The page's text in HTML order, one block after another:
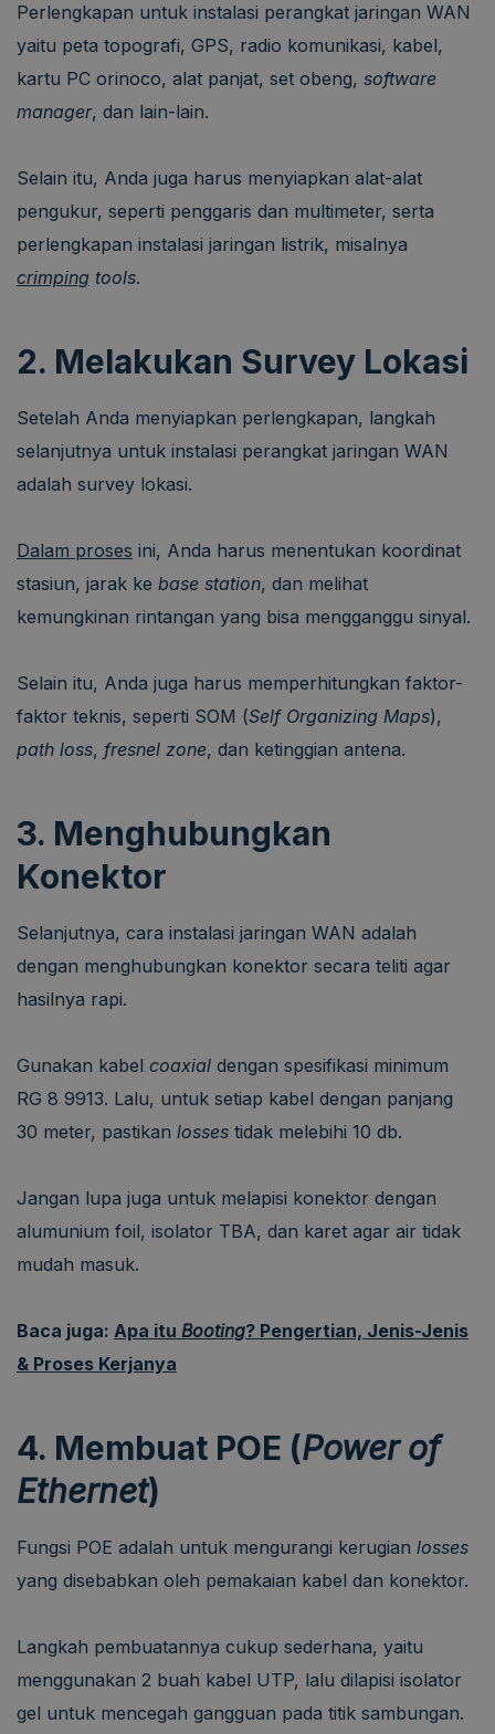
Perlengkapan untuk instalasi perangkat jaringan WAN
yaitu peta topografi, GPS, radio komunikasi, kabel,
kartu PC orinoco, alat panjat, set obeng, software
manager, dan lain-lain.
Selain itu, Anda juga harus menyiapkan alat-alat
pengukur, seperti penggaris dan multimeter, serta
perlengkapan instalasi jaringan listrik, misalnya
crimping tools.
2. Melakukan Survey Lokasi
Setelah Anda menyiapkan perlengkapan, langkah
selanjutnya untuk instalasi perangkat jaringan WAN
adalah survey lokasi.
Dalam proses ini, Anda harus menentukan koordinat
stasiun, jarak ke base station, dan melihat
kemungkinan rintangan yang bisa mengganggu sinyal.
Selain itu, Anda juga harus memperhitungkan faktor-
faktor teknis, seperti SOM (Self Organizing Maps),
path loss, fresnel zone, dan ketinggian antena.
3. Menghubungkan
Konektor
Selanjutnya, cara instalasi jaringan WAN adalah
dengan menghubungkan konektor secara teliti agar
hasilnya rapi.
Gunakan kabel coaxial dengan spesifikasi minimum
RG 8 9913. Lalu, untuk setiap kabel dengan panjang
30 meter, pastikan losses tidak melebihi 10 db.
Jangan lupa juga untuk melapisi konektor dengan
alumunium foil, isolator TBA, dan karet agar air tidak
mudah masuk.
Baca juga: Apa itu Booting? Pengertian, Jenis-Jenis
& Proses Kerjanya
4. Membuat POE (Power of
Ethernet)
Fungsi POE adalah untuk mengurangi kerugian losses
yang disebabkan oleh pemakaian kabel dan konektor.
Langkah pembuatannya cukup sederhana, yaitu
menggunakan 2 buah kabel UTP, lalu dilapisi isolator
gel untuk mencegah gangguan pada titik sambungan.